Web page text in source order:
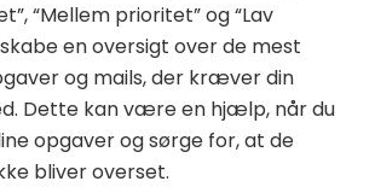
“Mellem prioritet” og “Lav
en oversigt over de mest
og mails, der kræver din
Dette kan være en hjælp, når du
opgaver og sørge for, at de
bliver overset.